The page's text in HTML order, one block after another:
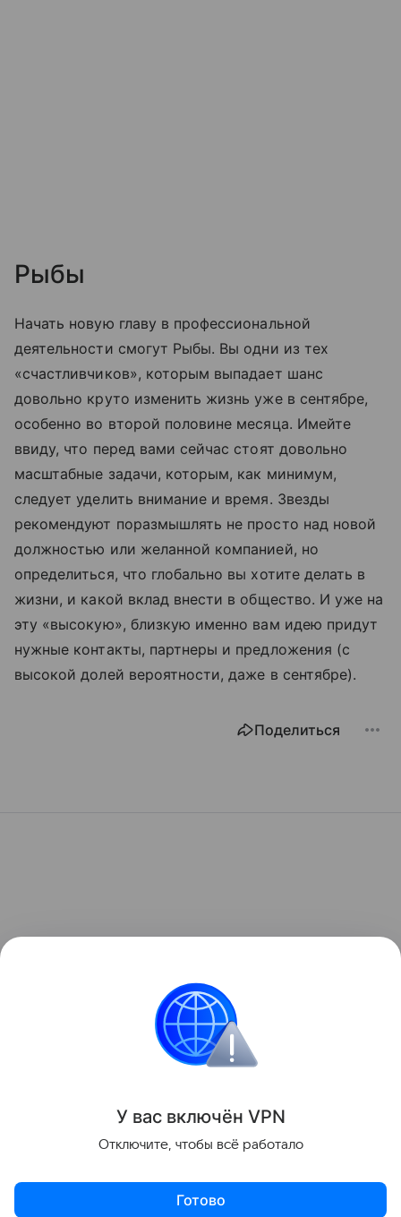
Рыбы
Начать новую главу в профессиональной
деятельности смогут Рыбы. Вы одни из тех
«счастливчиков», которым выпадает шанс
довольно круто изменить жизнь уже в сентябре,
особенно во второй половине месяца. Имейте
ввиду, что перед вами сейчас стоят довольно
масштабные задачи, которым, как минимум,
следует уделить внимание и время. Звезды
рекомендуют поразмышлять не просто над новой
должностью или желанной компанией, но
определиться, что глобально вы хотите делать в
жизни, и какой вклад внести в общество. И уже на
эту «высокую», близкую именно вам идею придут
нужные контакты, партнеры и предложения (с
высокой долей вероятности, даже в сентябре).
Поделиться
У вас включён VPN
Отключите, чтобы всё работало
Готово